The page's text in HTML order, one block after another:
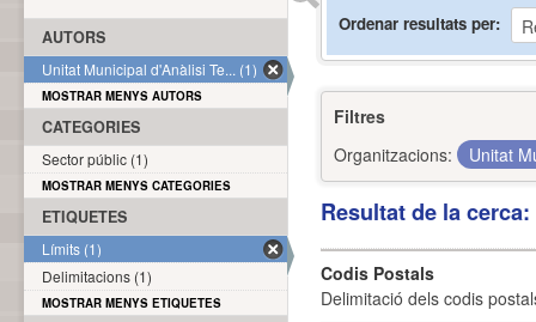
Ordenar resultats per
Filtres
Organitzacions:
Unitat
Resultat de la
Codis Postals
Delimitació dels codis
AUTORS
Unitat Municipal d'Anàlisi Te... (1)
MOSTRAR MENYS AUTORS
CATEGORIES
Sector públic (1)
MOSTRAR MENYS CATEGORIES
ETIQUETES
Límits (1)
Delimitacions (1)
MOSTRAR MENYS ETIQUETES